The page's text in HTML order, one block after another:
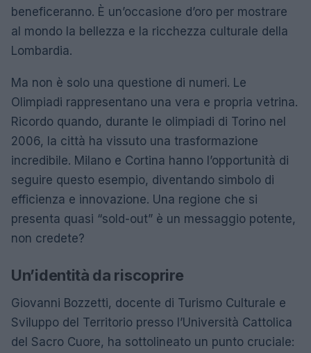
beneficeranno. È un’occasione d’oro per mostrare
al mondo la bellezza e la ricchezza culturale della
Lombardia.
Ma non è solo una questione di numeri. Le
Olimpiadi rappresentano una vera e propria vetrina.
Ricordo quando, durante le olimpiadi di Torino nel
2006, la città ha vissuto una trasformazione
incredibile. Milano e Cortina hanno l’opportunità di
seguire questo esempio, diventando simbolo di
efficienza e innovazione. Una regione che si
presenta quasi “sold-out” è un messaggio potente,
non credete?
Un’identità da riscoprire
Giovanni Bozzetti, docente di Turismo Culturale e
Sviluppo del Territorio presso l’Università Cattolica
del Sacro Cuore, ha sottolineato un punto cruciale: